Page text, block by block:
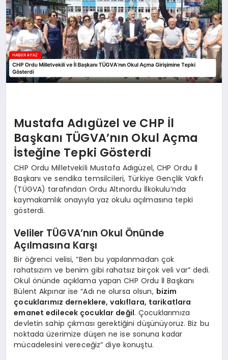
Mustafa Adıgüzel ve CHP İl
Başkanı TÜGVA’nın Okul Açma
İsteğine Tepki Gösterdi
CHP Ordu Milletvekili Mustafa Adıgüzel, CHP Ordu İl
Başkanı ve sendika temsilcileri, Türkiye Gençlik Vakfı
(TÜGVA) tarafından Ordu Altınordu İlkokulu’nda
kaymakamlık onayıyla yaz okulu açılmasına tepki
gösterdi.
Veliler TÜGVA’nın Okul Önünde
Açılmasına Karşı
Bir öğrenci velisi, “Ben bu yapılanmadan çok
rahatsızım ve benim gibi rahatsız birçok veli var” dedi.
Okul önünde açıklama yapan CHP Ordu İl Başkanı
Bülent Akpınar ise “Adı ne olursa olsun, bizim
çocuklarımız derneklere, vakıflara, tarikatlara
emanet edilecek çocuklar değil. Çocuklarımıza
devletin sahip çıkması gerektiğini düşünüyoruz. Biz bu
noktada üzerimize düşen ne ise sonuna kadar
mücadelesini vereceğiz” diye konuştu.